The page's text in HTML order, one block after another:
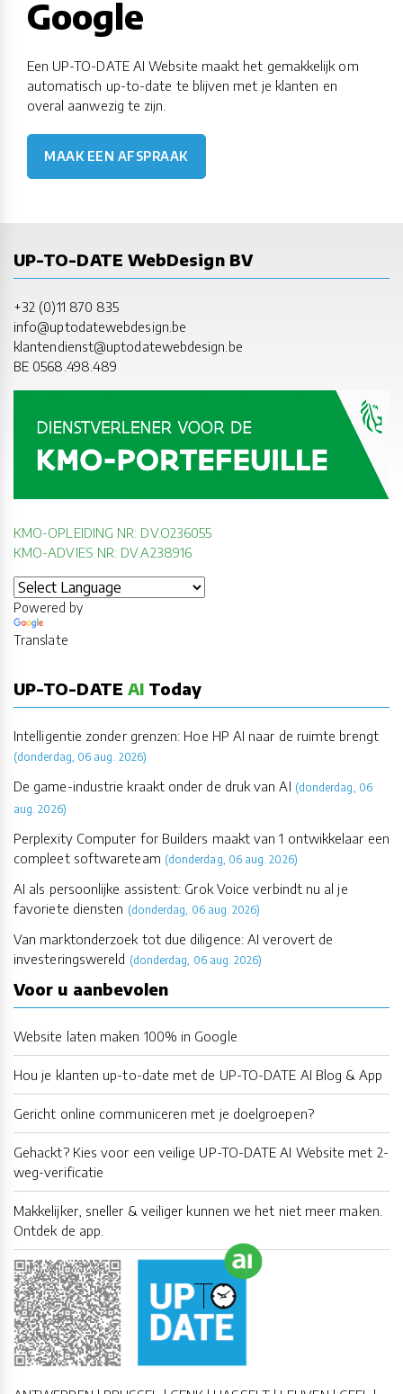
Google
Een UP-TO-DATE AI Website maakt het gemakkelijk om
automatisch up-to-date te blijven met je klanten en
overal aanwezig te zijn.
MAAK EEN AFSPRAAK
UP-TO-DATE WebDesign BV
+32 (0)11 870 835
info@uptodatewebdesign.be
klantendienst@uptodatewebdesign.be
BE 0568.498.489
KMO-OPLEIDING NR: DV.O236055
KMO-ADVIES NR: DV.A238916
Powered by
Translate
UP-TO-DATE AI Today
Intelligentie zonder grenzen: Hoe HP AI naar de ruimte brengt
(donderdag, 06 aug. 2026)
De game-industrie kraakt onder de druk van AI (donderdag, 06
aug. 2026)
Perplexity Computer for Builders maakt van 1 ontwikkelaar een
compleet softwareteam (donderdag, 06 aug. 2026)
AI als persoonlijke assistent: Grok Voice verbindt nu al je
favoriete diensten (donderdag, 06 aug. 2026)
Van marktonderzoek tot due diligence: AI verovert de
investeringswereld (donderdag, 06 aug. 2026)
Voor u aanbevolen
Website laten maken 100% in Google
Hou je klanten up-to-date met de UP-TO-DATE AI Blog & App
Gericht online communiceren met je doelgroepen?
Gehackt? Kies voor een veilige UP-TO-DATE AI Website met 2-
weg-verificatie
Makkelijker, sneller & veiliger kunnen we het niet meer maken.
Ontdek de app.